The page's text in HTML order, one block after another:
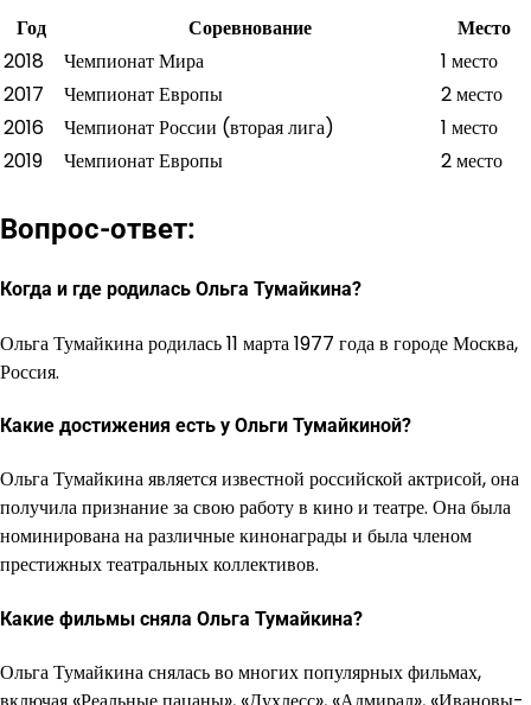
Год
Соревнование
Место
2018
Чемпионат Мира
1 место
2017
Чемпионат Европы
2 место
2016
Чемпионат России (вторая лига)
1 место
2019
Чемпионат Европы 2 место
Вопрос-ответ:
Когда и где родилась Ольга Тумайкина?
Ольга Тумайкина родилась 11 марта 1977 года в городе Москва,
Россия.
Какие достижения есть у Ольги Тумайкиной?
Ольга Тумайкина является известной российской актрисой, она
получила признание за свою работу в кино и театре. Она была
номинирована на различные кинонаграды и была членом
престижных театральных коллективов.
Какие фильмы сняла Ольга Тумайкина?
Ольга Тумайкина снялась во многих популярных фильмах,